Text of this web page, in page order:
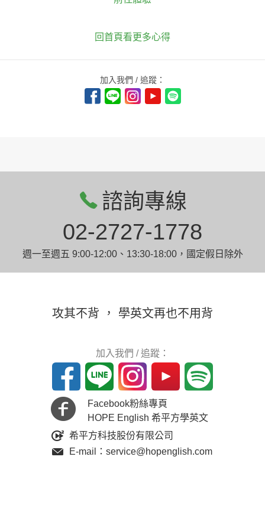
回首頁看更多心得
加入我們 / 追蹤：
諮詢專線
02-2727-1778
週一至週五 9:00-12:00、13:30-18:00，國定假日除外
攻其不背 ， 學英文再也不用背
加入我們 / 追蹤：
Facebook粉絲專頁
HOPE English 希平方學英文
希平方科技股份有限公司
E-mail：service@hopenglish.com